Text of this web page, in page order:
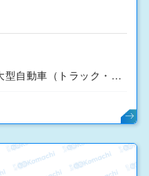
地域の産業を支える大型自動車（トラック・バス）販売営業